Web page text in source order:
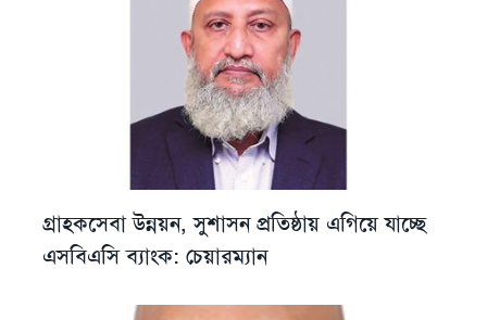
গ্রাহকসেবা উন্নয়ন, সুশাসন প্রতিষ্ঠায় এগিয়ে যাচ্ছে
এসবিএসি ব্যাংক: চেয়ারম্যান